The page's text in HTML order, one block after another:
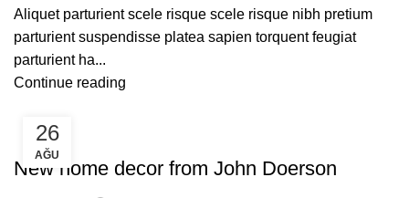
Aliquet parturient scele risque scele risque nibh pretium
parturient suspendisse platea sapien torquent feugiat
parturient ha...
Continue reading
26
AĞU
DECORATION
New home decor from John Doerson